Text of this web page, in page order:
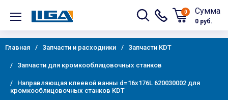
0 Сумма
0 руб.
Главная Запчасти и расходники Запчасти KDT
Запчасти для кромкооблицовочных станков
Направляющая клеевой ванны d=16х176L 620030002 для
кромкооблицовочных станков KDT